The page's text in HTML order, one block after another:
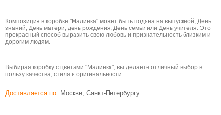
Композиция в коробке "Малинка" может быть подана на выпускной, День
знаний, День матери, день рождения, День семьи или День учителя. Это
прекрасный способ выразить свою любовь и признательность близким и
дорогим людям.
Выбирая коробку с цветами "Малинка", вы делаете отличный выбор в
пользу качества, стиля и оригинальности.
Доставляется по: Москве, Санкт-Петербургу